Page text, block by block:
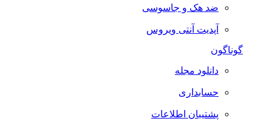
ضد هک و جاسوسی
آپدیت آنتی ویروس
گوناگون
دانلود مجله
حسابداری
پشتیبان اطلاعات